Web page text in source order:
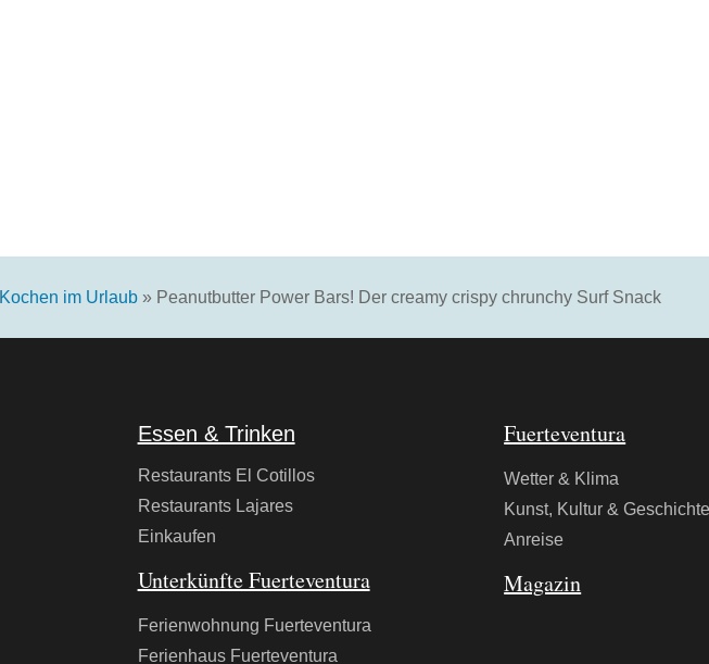
Kochen im Urlaub » Peanutbutter Power Bars! Der creamy crispy chrunchy Surf Snack
Essen & Trinken
Restaurants El Cotillos
Restaurants Lajares
Einkaufen
Unterkünfte Fuerteventura
Ferienwohnung Fuerteventura
Ferienhaus Fuerteventura
Fuerteventura
Wetter & Klima
Kunst, Kultur & Geschichte
Anreise
Magazin